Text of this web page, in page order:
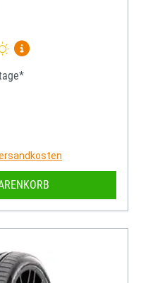
Mehr Informationen zum